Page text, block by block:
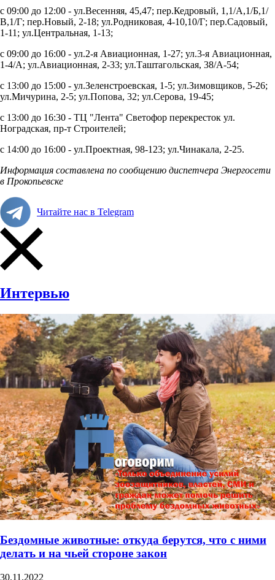
с 09:00 до 12:00 - ул.Весенняя, 45,47; пер.Кедровый, 1,1/А,1/Б,1/
В,1/Г; пер.Новый, 2-18; ул.Родниковая, 4-10,10/Г; пер.Садовый,
1-11; ул.Центральная, 1-13;
с 09:00 до 16:00 - ул.2-я Авиационная, 1-27; ул.3-я Авиационная,
1-4/А; ул.Авиационная, 2-33; ул.Таштагольская, 38/А-54;
с 13:00 до 15:00 - ул.Зеленстроевская, 1-5; ул.Зимовщиков, 5-26;
ул.Мичурина, 2-5; ул.Попова, 32; ул.Серова, 19-45;
с 13:00 до 16:30 - ТЦ "Лента" Светофор перекресток ул.
Ноградская, пр-т Строителей;
с 14:00 до 16:00 - ул.Проектная, 98-123; ул.Чинакала, 2-25.
Информация составлена по сообщению диспетчера Энергосети
в Прокопьевске
Читайте нас в Telegram
Интервью
Бездомные животные: откуда берутся, что с ними
делать и на чьей стороне закон
30.11.2022